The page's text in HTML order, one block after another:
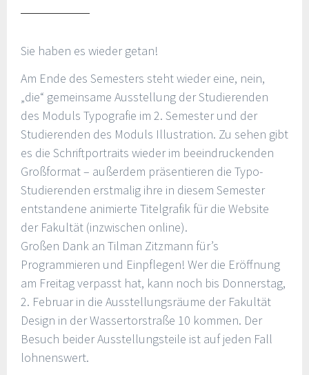
Sie haben es wieder getan!
Am Ende des Semesters steht wieder eine, nein,
„die“ gemeinsame Ausstellung der Studierenden
des Moduls Typografie im 2. Semester und der
Studierenden des Moduls Illustration. Zu sehen gibt
es die Schriftportraits wieder im beeindruckenden
Großformat – außerdem präsentieren die Typo-
Studierenden erstmalig ihre in diesem Semester
entstandene animierte Titelgrafik für die Website
der Fakultät (inzwischen online).
Großen Dank an Tilman Zitzmann für’s
Programmieren und Einpflegen! Wer die Eröffnung
am Freitag verpasst hat, kann noch bis Donnerstag,
2. Februar in die Ausstellungsräume der Fakultät
Design in der Wassertorstraße 10 kommen. Der
Besuch beider Ausstellungsteile ist auf jeden Fall
lohnenswert.